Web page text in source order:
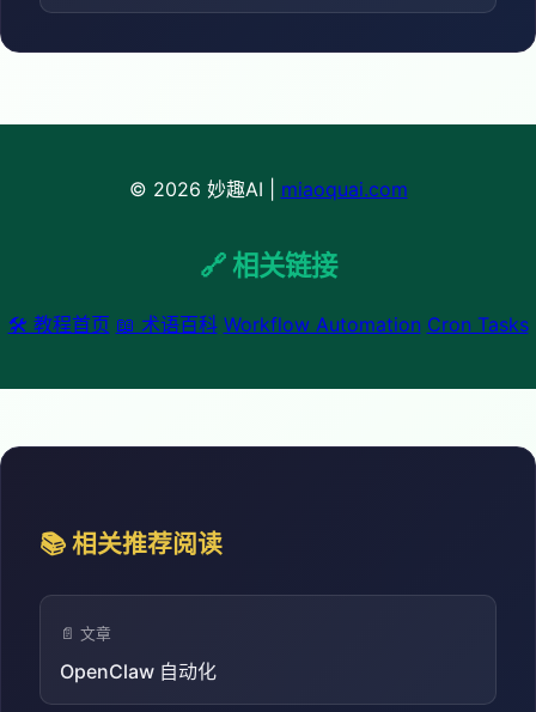
© 2026 妙趣AI | miaoquai.com
🔗 相关链接
🛠️ 教程首页 📖 术语百科 Workflow Automation Cron Tasks
📚 相关推荐阅读
📄 文章
OpenClaw 自动化